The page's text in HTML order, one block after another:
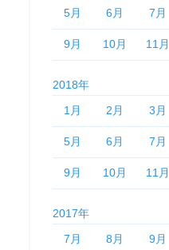
5月 6月 7月
9月 10月 11月
2018年
1月
2月 3月
5月 6月 7月
9月 10月 11月
2017年
7月
8月 9月